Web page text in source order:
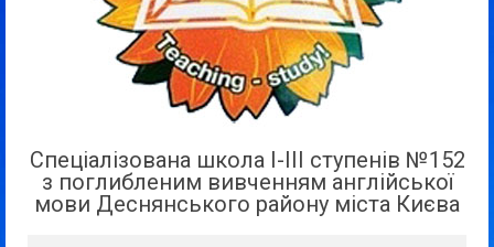
Спеціалізована школа І-ІІІ ступенів №152
з поглибленим вивченням англійської
мови Деснянського району міста Києва